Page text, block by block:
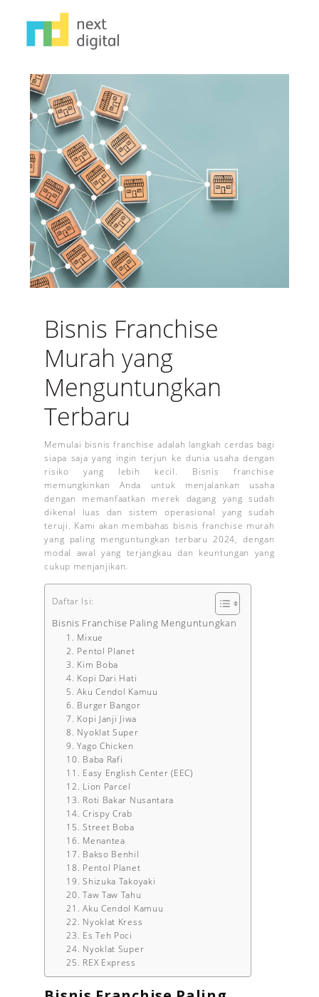
Bisnis Franchise
Murah yang
Menguntungkan
Terbaru
Memulai bisnis franchise adalah langkah cerdas bagi
siapa saja yang ingin terjun ke dunia usaha dengan
risiko yang lebih kecil. Bisnis franchise
memungkinkan Anda untuk menjalankan usaha
dengan memanfaatkan merek dagang yang sudah
dikenal luas dan sistem operasional yang sudah
teruji. Kami akan membahas bisnis franchise murah
yang paling menguntungkan terbaru 2024, dengan
modal awal yang terjangkau dan keuntungan yang
cukup menjanjikan.
Daftar Isi:
Bisnis Franchise Paling Menguntungkan
1. Mixue
2. Pentol Planet
3. Kim Boba
4. Kopi Dari Hati
5. Aku Cendol Kamuu
6. Burger Bangor
7. Kopi Janji Jiwa
8. Nyoklat Super
9. Yago Chicken
10. Baba Rafi
11. Easy English Center (EEC)
12. Lion Parcel
13. Roti Bakar Nusantara
14. Crispy Crab
15. Street Boba
16. Menantea
17. Bakso Benhil
18. Pentol Planet
19. Shizuka Takoyaki
20. Taw Taw Tahu
21. Aku Cendol Kamuu
22. Nyoklat Kress
23. Es Teh Poci
24. Nyoklat Super
25. REX Express